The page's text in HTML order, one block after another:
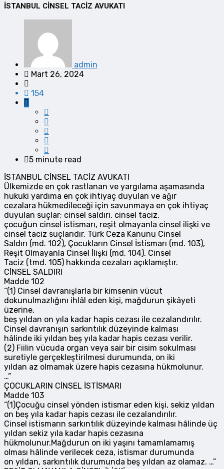
İSTANBUL CİNSEL TACİZ AVUKATI
admin
Mart 26, 2024
154
5 minute read
İSTANBUL CİNSEL TACİZ AVUKATI
Ülkemizde en çok rastlanan ve yargılama aşamasında
hukuki yardıma en çok ihtiyaç duyulan ve ağır
cezalara hükmedileceği için savunmaya en çok ihtiyaç
duyulan suçlar; cinsel saldırı, cinsel taciz,
çocuğun cinsel istismarı, reşit olmayanla cinsel ilişki ve
cinsel taciz suçlarıdır. Türk Ceza Kanunu Cinsel
Saldırı (md. 102), Çocukların Cinsel İstismarı (md. 103),
Reşit Olmayanla Cinsel İlişki (md. 104), Cinsel
Taciz (tmd. 105) hakkında cezaları açıklamıştır.
CİNSEL SALDIRI
Madde 102
“(1) Cinsel davranışlarla bir kimsenin vücut
dokunulmazlığını ihlâl eden kişi, mağdurun şikâyeti
üzerine,
beş yıldan on yıla kadar hapis cezası ile cezalandırılır.
Cinsel davranışın sarkıntılık düzeyinde kalması
hâlinde iki yıldan beş yıla kadar hapis cezası verilir.
(2) Fiilin vücuda organ veya sair bir cisim sokulması
suretiyle gerçekleştirilmesi durumunda, on iki
yıldan az olmamak üzere hapis cezasına hükmolunur.
…”
ÇOCUKLARIN CİNSEL İSTİSMARI
Madde 103
“(1)Çocuğu cinsel yönden istismar eden kişi, sekiz yıldan
on beş yıla kadar hapis cezası ile cezalandırılır.
Cinsel istismarın sarkıntılık düzeyinde kalması hâlinde üç
yıldan sekiz yıla kadar hapis cezasına
hükmolunur.Mağdurun on iki yaşını tamamlamamış
olması hâlinde verilecek ceza, istismar durumunda
on yıldan, sarkıntılık durumunda beş yıldan az olamaz. …”